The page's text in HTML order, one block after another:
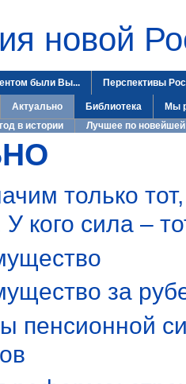
новой
были Вы... Перспективы
Актуально Библиотека
Мы
в истории Лучшее по новейшей
только
У кого сила –
за
пенсионной